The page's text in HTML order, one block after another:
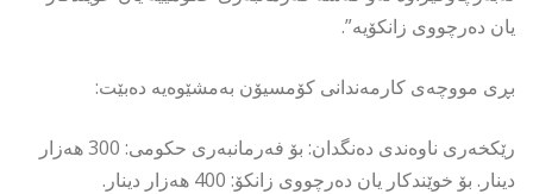
یان دەرچووی زانکۆیە”.
بڕی مووچەی کارمەندانی کۆمسیۆن بەمشێوەیە دەبێت:
رێکخەری ناوەندی دەنگدان: بۆ فەرمانبەری حکومی: 300 هەزار
دینار. بۆ خوێندکار یان دەرچووی زانکۆ: 400 هەزار دینار.